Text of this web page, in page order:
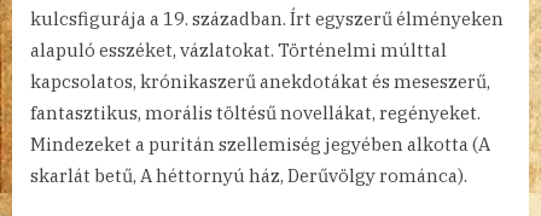
kulcsfigurája a 19. században. Írt egyszerű élményeken
alapuló esszéket, vázlatokat. Történelmi múlttal
kapcsolatos, krónikaszerű anekdotákat és meseszerű,
fantasztikus, morális töltésű novellákat, regényeket.
Mindezeket a puritán szellemiség jegyében alkotta (A
skarlát betű, A héttornyú ház, Derűvölgy románca).